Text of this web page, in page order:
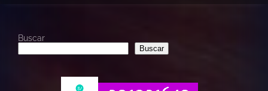
Buscar
Buscar